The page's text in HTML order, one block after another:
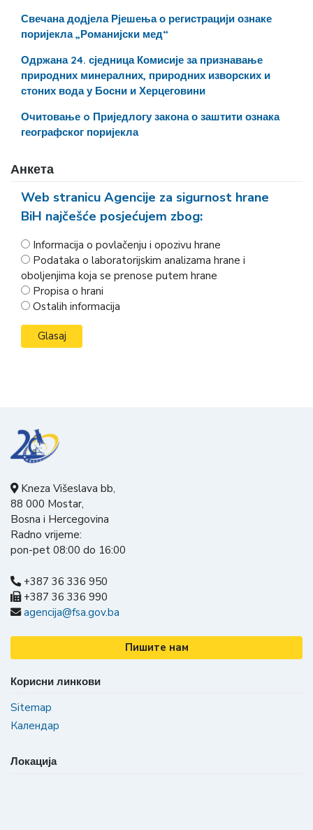
Свечана додјела Рјешења о регистрацији ознаке
поријекла „Романијски мед“
Одржана 24. сједница Комисије за признавање
природних минералних, природних изворских и
стоних вода у Босни и Херцеговини
Очитовање o Приједлогу закона о заштити ознака
географског поријекла
Анкета
Web stranicu Agencije za sigurnost hrane
BiH najčešće posjećujem zbog:
Informacija o povlačenju i opozivu hrane
Podataka o laboratorijskim analizama hrane i
oboljenjima koja se prenose putem hrane
Propisa o hrani
Ostalih informacija
Kneza Višeslava bb,
88 000 Mostar,
Bosna i Hercegovina
Radno vrijeme:
pon-pet 08:00 do 16:00
+387 36 336 950
+387 36 336 990
agencija@fsa.gov.ba
Пишите нам
Корисни линкови
Sitemap
Календар
Локација